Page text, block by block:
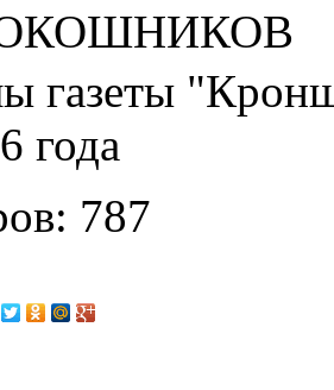
газеты
года
787